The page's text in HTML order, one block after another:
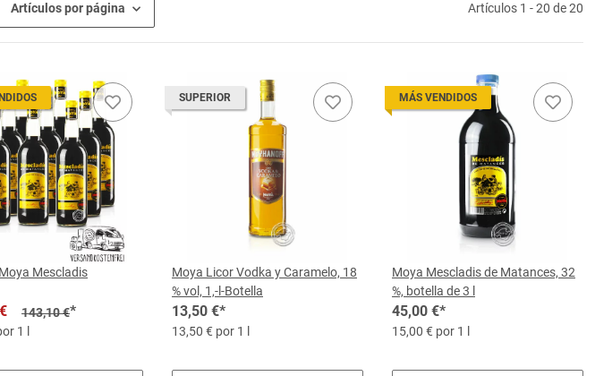
Artículos por página Artículos 1 - 20 de 20
Mescladis
143,10 €*
1 l
SUPERIOR
Moya Licor Vodka y Caramelo, 18
% vol, 1,-l-Botella
13,50 €*
13,50 € por 1 l
MÁS VENDIDOS
Moya Mescladis de Matances, 32
%, botella de 3 l
45,00 €*
15,00 € por 1 l